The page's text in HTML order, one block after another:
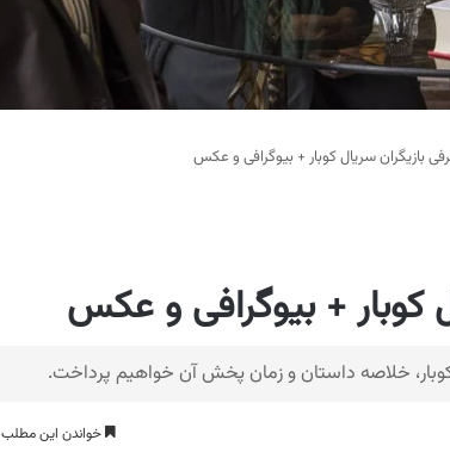
بازیگران سریال کوبار + بیوگرافی و عکس
کوبار + بیوگرافی و عکس
خلاصه داستان و زمان پخش آن خواهیم پرداخت.
خواندن این مطلب 4 دقیقه زمان میبرد